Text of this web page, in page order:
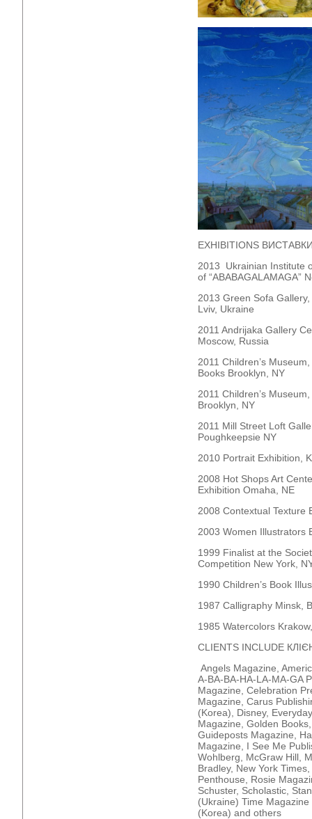
EXHIBITIONS
2013 Ukrainian Institute
of “ABABAGALAMAGA”
2013 Green Sofa
Lviv, Ukraine
2011 Andrijaka Gallery
Moscow, Russia
2011 Children’s
Books Brooklyn, NY
2011 Children’s
Brooklyn, NY
2011 Mill Street Loft
Poughkeepsie NY
2010 Portrait Exhibition,
2008 Hot Shops Art
Exhibition Omaha, NE
2008 Contextual
2003 Women Illustrators
1999 Finalist at the
Competition New York,
1990 Children’s Book
1987 Calligraphy Minsk,
1985 Watercolors
CLIENTS INCLUDE
Angels Magazine,
A-BA-BA-HA-LA-MA-GA
Magazine, Celebration
Magazine, Carus
(Korea), Disney,
Magazine, Golden
Guideposts Magazine,
Magazine, I See Me
Wohlberg, McGraw Hill,
Bradley, New York
Penthouse, Rosie
Schuster, Scholastic,
(Ukraine) Time
(Korea) and others